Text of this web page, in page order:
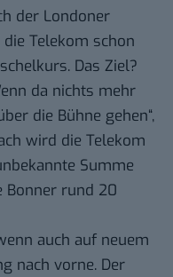
der Londoner
Telekom schon
Das Ziel?
da nichts mehr
die Bühne gehen“,
wird die Telekom
Summe
Bonner rund 20
auch auf neuem
nach vorne. Der